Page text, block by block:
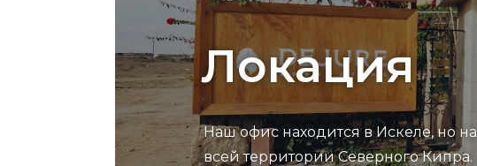
Локация
Наш офис находится в Искеле, но
всей территории Северного Кипра.